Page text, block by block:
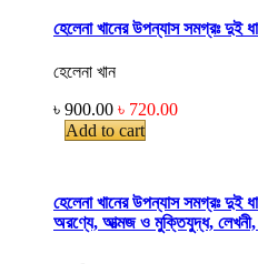
হেলেনা খানের উপন্যাস সমগ্রঃ দুই
হেলেনা খান
৳ 900.00 ৳ 720.00
Add to cart
হেলেনা খানের উপন্যাস সমগ্রঃ দুই
অরণ্যে, আত্মজ ও মুক্তিযুদ্ধ, লেখনী,